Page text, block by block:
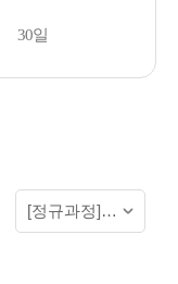
30일